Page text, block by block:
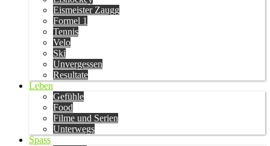
Eismeister Zaugg
Formel 1
Tennis
Velo
Ski
Unvergessen
Resultate
Leben
Gefühle
Food
Filme und Serien
Unterwegs
Spass